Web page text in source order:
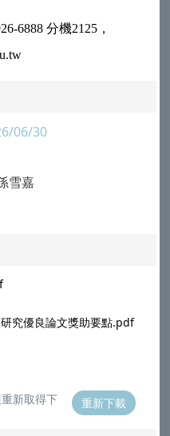
6888 分機2125，
06/30
雪嘉
究優良論文獎助要點.pdf
新取得下
重新下載